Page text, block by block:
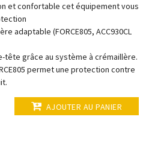
et confortable cet équipement vous
adaptable (FORCE805, ACC930CL
tête grâce au système à crémaillère.
permet une protection contre
AJOUTER AU PANIER